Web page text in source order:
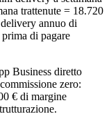
trattenute = 18.720
annuo di
di pagare
Business diretto
zero:
€ di margine